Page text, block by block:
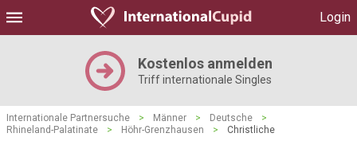
Login
Kostenlos anmelden
Triff internationale Singles
Internationale Partnersuche > Männer > Deutsche
>
Rhineland-Palatinate
> Höhr-Grenzhausen > Christliche